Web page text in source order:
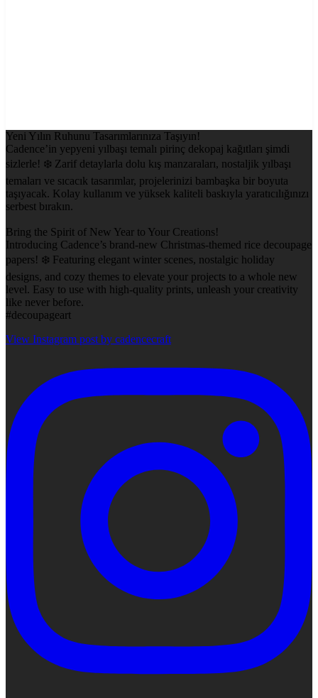
Yeni Yılın Ruhunu Tasarımlarınıza Taşıyın!
Cadence’in yepyeni yılbaşı temalı pirinç dekopaj kağıtları şimdi
sizlerle! ❄️ Zarif detaylarla dolu kış manzaraları, nostaljik yılbaşı
temaları ve sıcacık tasarımlar, projelerinizi bambaşka bir boyuta
taşıyacak. Kolay kullanım ve yüksek kaliteli baskıyla yaratıcılığınızı
serbest bırakın.
Bring the Spirit of New Year to Your Creations!
Introducing Cadence’s brand-new Christmas-themed rice decoupage
papers! ❄️ Featuring elegant winter scenes, nostalgic holiday
designs, and cozy themes to elevate your projects to a whole new
level. Easy to use with high-quality prints, unleash your creativity
like never before.
#decoupageart
View Instagram post by cadencecraft